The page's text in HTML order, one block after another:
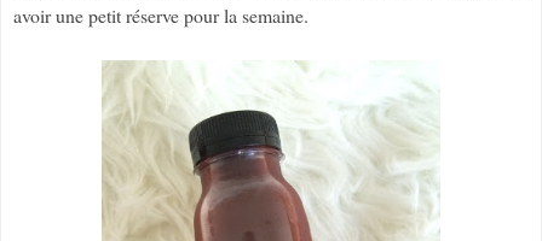
avoir une petit réserve pour la semaine.